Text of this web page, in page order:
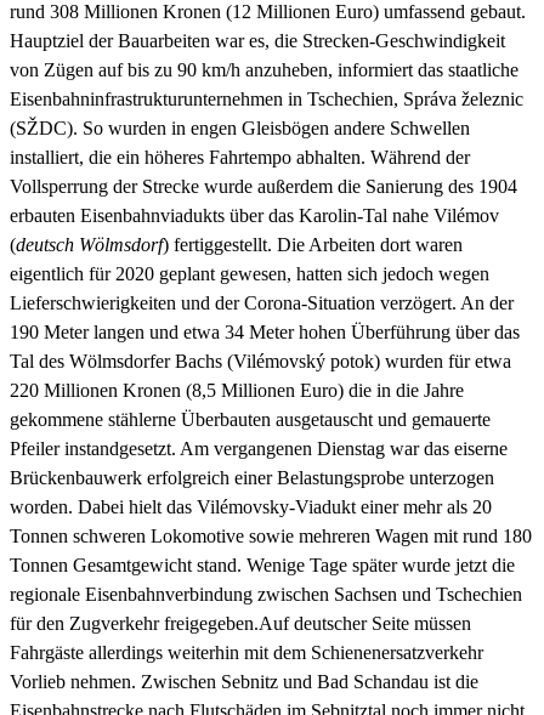
rund 308 Millionen Kronen (12 Millionen Euro) umfassend gebaut.
Hauptziel der Bauarbeiten war es, die Strecken-Geschwindigkeit
von Zügen auf bis zu 90 km/h anzuheben, informiert das staatliche
Eisenbahninfrastrukturunternehmen in Tschechien, Správa železnic
(SŽDC). So wurden in engen Gleisbögen andere Schwellen
installiert, die ein höheres Fahrtempo abhalten. Während der
Vollsperrung der Strecke wurde außerdem die Sanierung des 1904
erbauten Eisenbahnviadukts über das Karolin-Tal nahe Vilémov
(deutsch Wölmsdorf) fertiggestellt. Die Arbeiten dort waren
eigentlich für 2020 geplant gewesen, hatten sich jedoch wegen
Lieferschwierigkeiten und der Corona-Situation verzögert. An der
190 Meter langen und etwa 34 Meter hohen Überführung über das
Tal des Wölmsdorfer Bachs (Vilémovský potok) wurden für etwa
220 Millionen Kronen (8,5 Millionen Euro) die in die Jahre
gekommene stählerne Überbauten ausgetauscht und gemauerte
Pfeiler instandgesetzt. Am vergangenen Dienstag war das eiserne
Brückenbauwerk erfolgreich einer Belastungsprobe unterzogen
worden. Dabei hielt das Vilémovsky-Viadukt einer mehr als 20
Tonnen schweren Lokomotive sowie mehreren Wagen mit rund 180
Tonnen Gesamtgewicht stand. Wenige Tage später wurde jetzt die
regionale Eisenbahnverbindung zwischen Sachsen und Tschechien
für den Zugverkehr freigegeben.Auf deutscher Seite müssen
Fahrgäste allerdings weiterhin mit dem Schienenersatzverkehr
Vorlieb nehmen. Zwischen Sebnitz und Bad Schandau ist die